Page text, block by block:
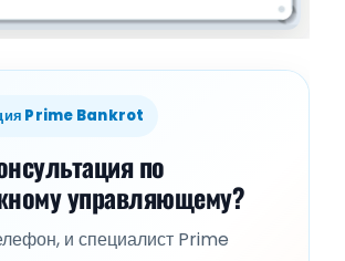
Prime Bankrot
по
управляющему?
и специалист Prime